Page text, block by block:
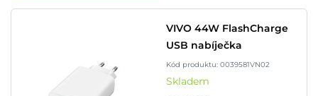
VIVO 44W FlashCharge
USB nabíječka
Kód produktu: 0039581VN02
Skladem